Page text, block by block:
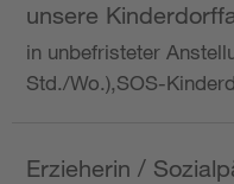
unsere
in unbefristeter
Std./Wo.),SOS-
Erzieherin /